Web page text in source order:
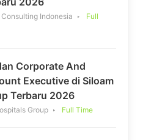
Consulting Indonesia
Full
Corporate And
Executive di Siloam
Terbaru 2026
Group Full Time